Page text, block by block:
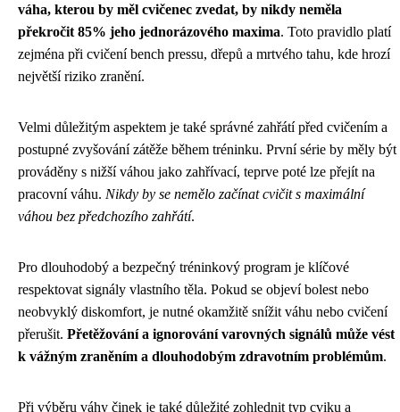
váha, kterou by měl cvičenec zvedat, by nikdy neměla
překročit 85% jeho jednorázového maxima. Toto pravidlo platí
zejména při cvičení bench pressu, dřepů a mrtvého tahu, kde hrozí
největší riziko zranění.
Velmi důležitým aspektem je také správné zahřátí před cvičením a
postupné zvyšování zátěže během tréninku. První série by měly být
prováděny s nižší váhou jako zahřívací, teprve poté lze přejít na
pracovní váhu. Nikdy by se nemělo začínat cvičit s maximální
váhou bez předchozího zahřátí.
Pro dlouhodobý a bezpečný tréninkový program je klíčové
respektovat signály vlastního těla. Pokud se objeví bolest nebo
neobvyklý diskomfort, je nutné okamžitě snížit váhu nebo cvičení
přerušit. Přetěžování a ignorování varovných signálů může vést
k vážným zraněním a dlouhodobým zdravotním problémům.
Při výběru váhy činek je také důležité zohlednit typ cviku a